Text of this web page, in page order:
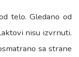
telo. Gledano od
nisu izvrnuti.
sa strane